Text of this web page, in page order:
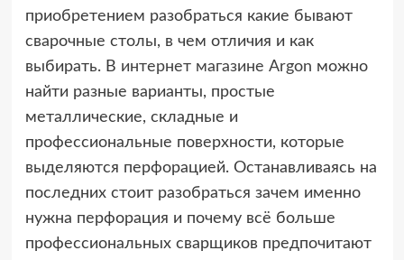
приобретением разобраться какие бывают
сварочные столы, в чем отличия и как
выбирать. В интернет магазине Аrgon можно
найти разные варианты, простые
металлические, складные и
профессиональные поверхности, которые
выделяются перфорацией. Останавливаясь на
последних стоит разобраться зачем именно
нужна перфорация и почему всё больше
профессиональных сварщиков предпочитают